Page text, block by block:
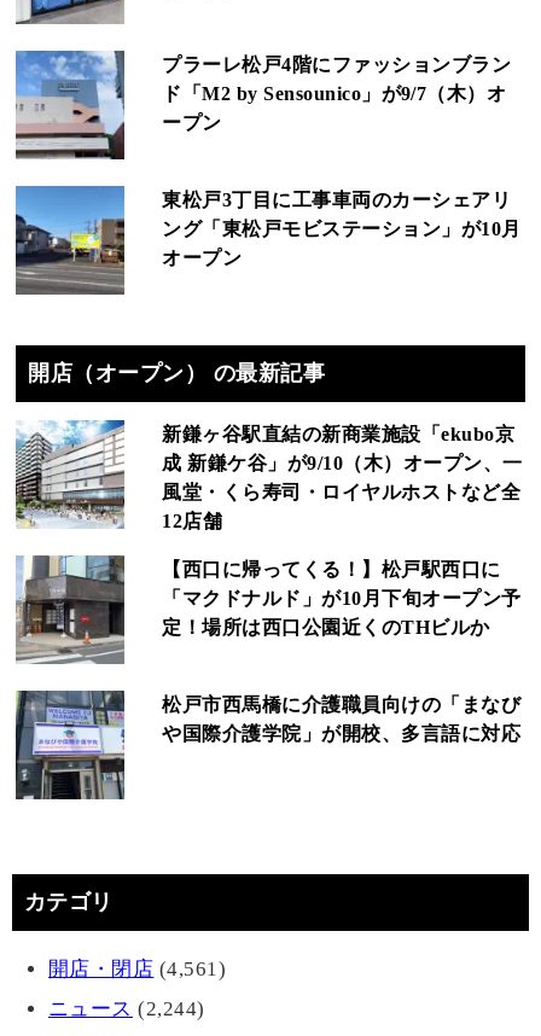
プラーレ松戸4階にファッションブラン
ド「M2 by Sensounico」が9/7（木）オ
ープン
東松戸3丁目に工事車両のカーシェアリ
ング「東松戸モビステーション」が10月
オープン
開店（オープン） の最新記事
新鎌ヶ谷駅直結の新商業施設「ekubo京
成 新鎌ケ谷」が9/10（木）オープン、一
風堂・くら寿司・ロイヤルホストなど全
12店舗
【西口に帰ってくる！】松戸駅西口に
「マクドナルド」が10月下旬オープン予
定！場所は西口公園近くのTHビルか
松戸市西馬橋に介護職員向けの「まなび
や国際介護学院」が開校、多言語に対応
カテゴリ
開店・閉店 (4,561)
ニュース (2,244)